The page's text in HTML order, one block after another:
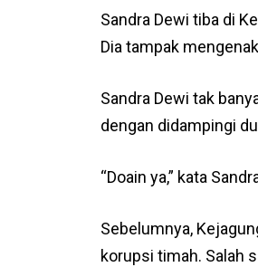
Sandra Dewi tiba di
Dia tampak
Sandra Dewi tak
dengan didampingi
“Doain ya,” kata
Sebelumnya,
korupsi timah. Salah